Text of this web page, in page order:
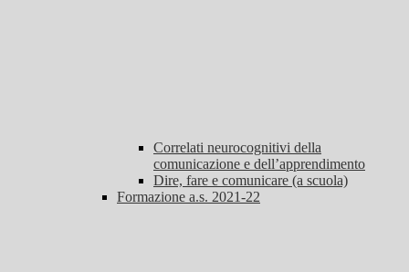
Correlati neurocognitivi della
comunicazione e dell’apprendimento
Dire, fare e comunicare (a scuola)
Formazione a.s. 2021-22